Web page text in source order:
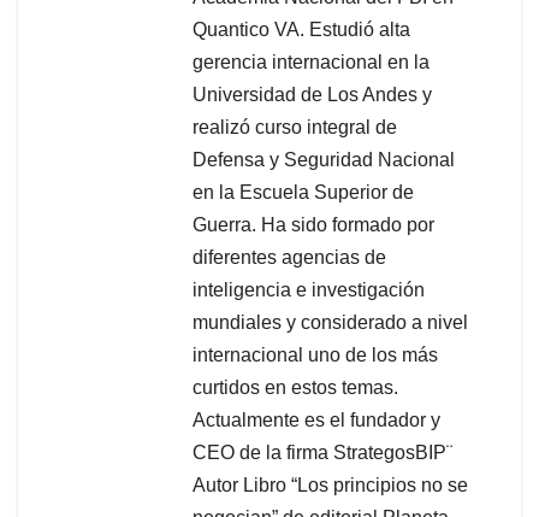
Quantico VA. Estudió alta
gerencia internacional en la
Universidad de Los Andes y
realizó curso integral de
Defensa y Seguridad Nacional
en la Escuela Superior de
Guerra. Ha sido formado por
diferentes agencias de
inteligencia e investigación
mundiales y considerado a nivel
internacional uno de los más
curtidos en estos temas.
Actualmente es el fundador y
CEO de la firma StrategosBIP¨
Autor Libro “Los principios no se